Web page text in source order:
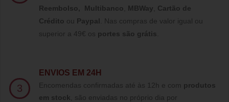
Reembolso, Multibanco MBWay
Cartão de
Crédito ou Paypal
Nas compras de valor igual ou
superior a 49€ os portes são grátis
3
ENVIOS EM 24H
Encomendas confirmadas até às 12h e com produtos
em stock , são enviadas no próprio dia por